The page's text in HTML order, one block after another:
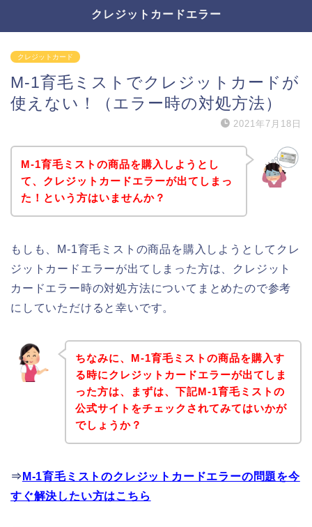
クレジットカードエラー
クレジットカード
M-1育毛ミストでクレジットカードが
使えない！（エラー時の対処方法）
2021年7月18日
M-1育毛ミストの商品を購入しようとし
て、クレジットカードエラーが出てしまっ
た！という方はいませんか？
もしも、M-1育毛ミストの商品を購入しようとしてクレ
ジットカードエラーが出てしまった方は、クレジット
カードエラー時の対処方法についてまとめたので参考
にしていただけると幸いです。
ちなみに、M-1育毛ミストの商品を購入す
る時にクレジットカードエラーが出てしま
った方は、まずは、下記M-1育毛ミストの
公式サイトをチェックされてみてはいかが
でしょうか？
⇒ M-1育毛ミストのクレジットカードエラーの問題を今
すぐ解決したい方はこちら